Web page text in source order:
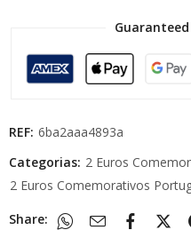
REF: 6ba2aaa4893a
Categorias: 2 Euros
2 Euros Comemorativos
Share: